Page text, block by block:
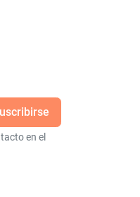
en el